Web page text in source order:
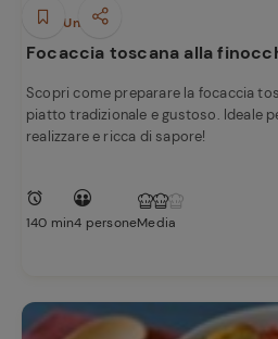
Piatti Unici
Focaccia toscana alla
Scopri come preparare la focaccia
piatto tradizionale e gustoso. Ideale
realizzare e ricca di sapore!
140 min4 personeMedia